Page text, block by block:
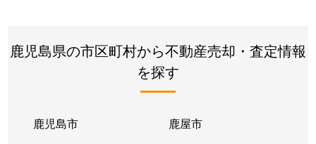
鹿児島県の市区町村から不動産売却・査定情報
を探す
鹿児島市 鹿屋市